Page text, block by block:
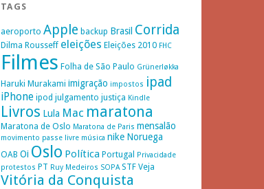
TAGS
aeroporto Apple backup Brasil Corrida
Dilma Rousseff eleições Eleições 2010 FHC
Filmes Folha de São Paulo Grünerløkka
Haruki Murakami imigração impostos ipad
iPhone ipod julgamento justiça Kindle
Livros Lula Mac maratona
Maratona de Oslo Maratona de Paris mensalão
movimento passe livre música nike Noruega
OAB Oi Oslo Política Portugal
Privacidade
protestos PT Ruy Medeiros SOPA STF Veja
Vitória da Conquista